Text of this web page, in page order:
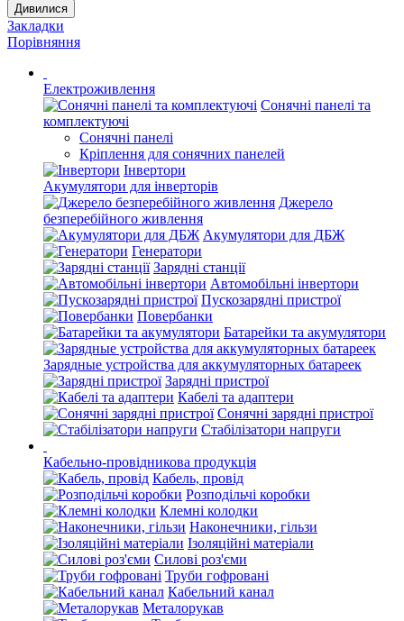
Дивилися
Закладки
Порівняння
Електроживлення
Сонячні панелі та
комплектуючі
Сонячні панелі
Кріплення для сонячних панелей
Інвертори
Акумулятори для інверторів
Джерело
безперебійного живлення
Акумулятори для ДБЖ
Генератори
Зарядні станції
Автомобільні інвертори
Пускозарядні пристрої
Повербанки
Батарейки та акумулятори
Зарядные устройства для аккумуляторных батареек
Зарядні пристрої
Кабелі та адаптери
Сонячні зарядні пристрої
Стабілізатори напруги
Кабельно-провідникова продукція
Кабель, провід
Розподільчі коробки
Клемні колодки
Наконечники, гільзи
Ізоляційні матеріали
Силові роз'єми
Труби гофровані
Кабельний канал
Металорукав